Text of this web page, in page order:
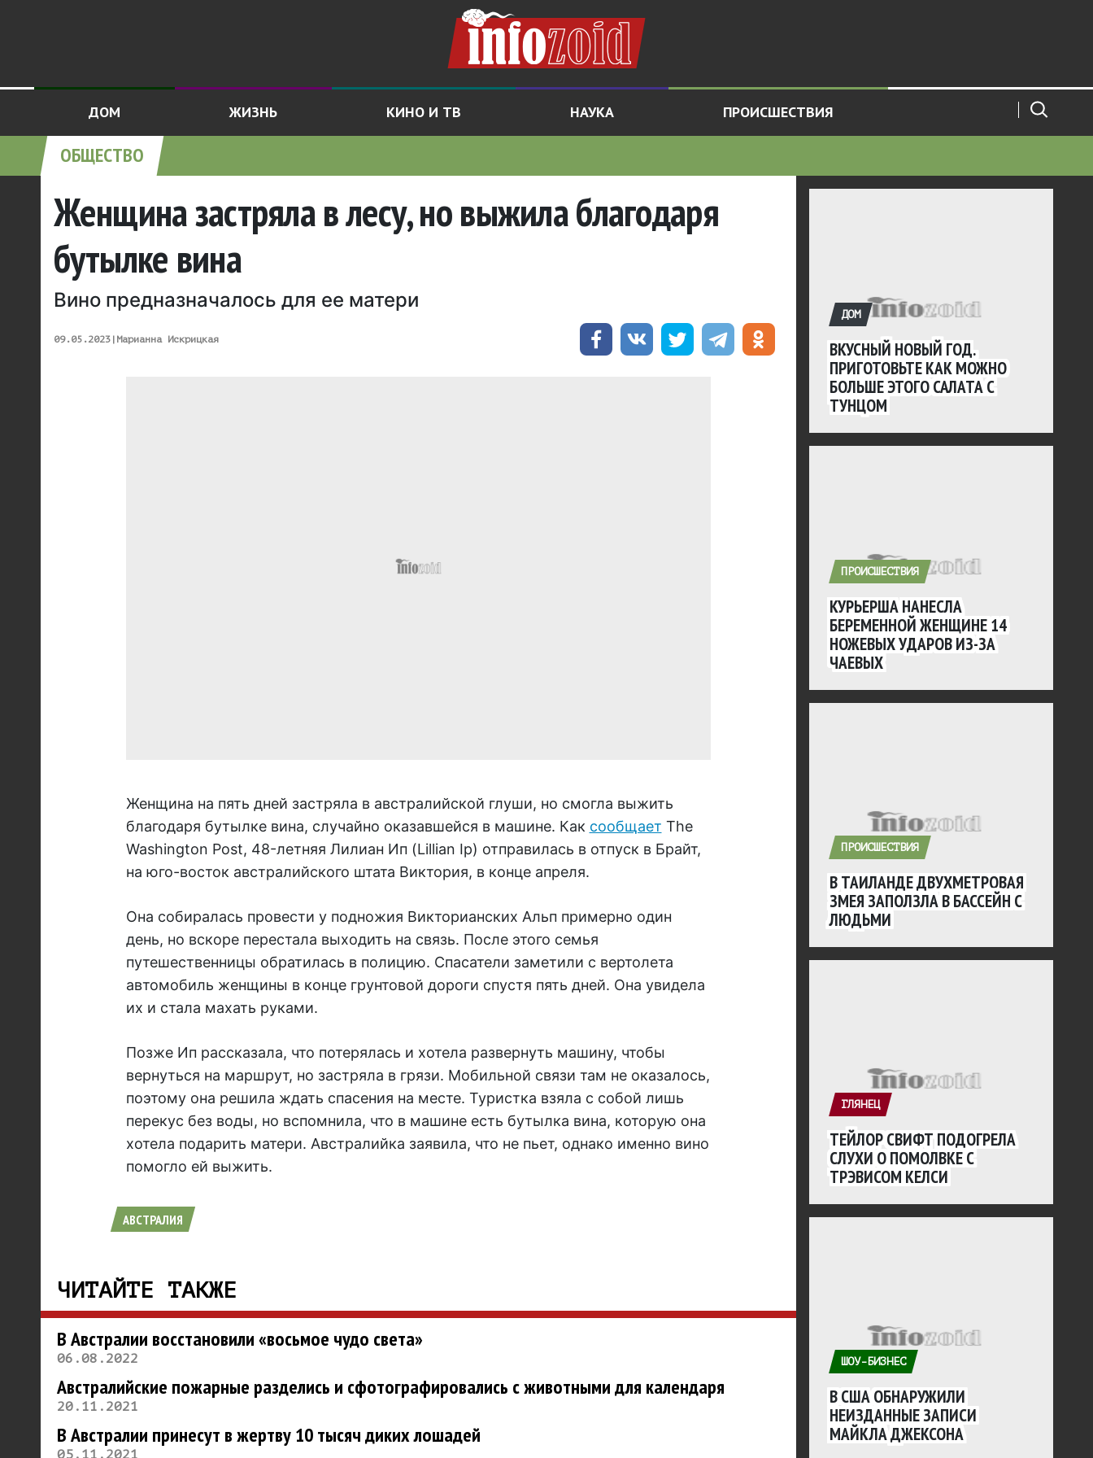
ДОМ ЖИЗНЬ КИНО И ТВ НАУКА ПРОИСШЕСТВИЯ
ОБЩЕСТВО
Женщина застряла в лесу, но выжила благодаря
бутылке вина
Вино предназначалось для ее матери
09.05.2023| Марианна Искрицкая
Женщина на пять дней застряла в австралийской глуши, но смогла выжить
благодаря бутылке вина, случайно оказавшейся в машине. Как сообщает The
Washington Post, 48-летняя Лилиан Ип (Lillian Ip) отправилась в отпуск в Брайт,
на юго-восток австралийского штата Виктория, в конце апреля.
Она собиралась провести у подножия Викторианских Альп примерно один
день, но вскоре перестала выходить на связь. После этого семья
путешественницы обратилась в полицию. Спасатели заметили с вертолета
автомобиль женщины в конце грунтовой дороги спустя пять дней. Она увидела
их и стала махать руками.
Позже Ип рассказала, что потерялась и хотела развернуть машину, чтобы
вернуться на маршрут, но застряла в грязи. Мобильной связи там не оказалось,
поэтому она решила ждать спасения на месте. Туристка взяла с собой лишь
перекус без воды, но вспомнила, что в машине есть бутылка вина, которую она
хотела подарить матери. Австралийка заявила, что не пьет, однако именно вино
помогло ей выжить.
АВСТРАЛИЯ
ЧИТАЙТЕ ТАКЖЕ
В Австралии восстановили «восьмое чудо света»
06.08.2022
Австралийские пожарные разделись и сфотографировались с животными для календаря
20.11.2021
В Австралии принесут в жертву 10 тысяч диких лошадей
05.11.2021
ДОМ
ВКУСНЫЙ НОВЫЙ ГОД.
ПРИГОТОВЬТЕ КАК МОЖНО
БОЛЬШЕ ЭТОГО САЛАТА С
ТУНЦОМ
ПРОИСШЕСТВИЯ
КУРЬЕРША НАНЕСЛА
БЕРЕМЕННОЙ ЖЕНЩИНЕ 14
НОЖЕВЫХ УДАРОВ ИЗ-ЗА
ЧАЕВЫХ
ПРОИСШЕСТВИЯ
В ТАИЛАНДЕ ДВУХМЕТРОВАЯ
ЗМЕЯ ЗАПОЛЗЛА В БАССЕЙН С
ЛЮДЬМИ
ГЛЯНЕЦ
ТЕЙЛОР СВИФТ ПОДОГРЕЛА
СЛУХИ О ПОМОЛВКЕ С
ТРЭВИСОМ КЕЛСИ
ШОУ-БИЗНЕС
В США ОБНАРУЖИЛИ
НЕИЗДАННЫЕ ЗАПИСИ
МАЙКЛА ДЖЕКСОНА